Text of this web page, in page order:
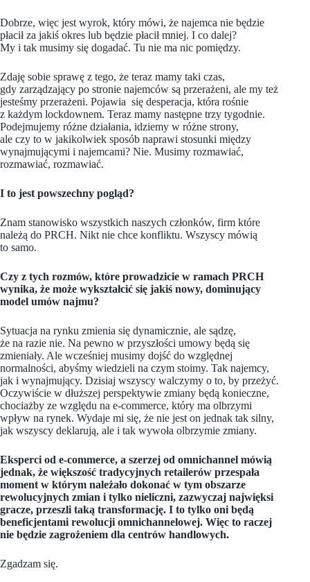
Dobrze, więc jest wyrok, który mówi, że najemca nie będzie
płacił za jakiś okres lub będzie płacił mniej. I co dalej?
My i tak musimy się dogadać. Tu nie ma nic pomiędzy.
Zdaję sobie sprawę z tego, że teraz mamy taki czas,
gdy zarządzający po stronie najemców są przerażeni, ale my też
jesteśmy przerażeni. Pojawia się desperacja, która rośnie
z każdym lockdownem. Teraz mamy następne trzy tygodnie.
Podejmujemy różne działania, idziemy w różne strony,
ale czy to w jakikolwiek sposób naprawi stosunki między
wynajmującymi i najemcami? Nie. Musimy rozmawiać,
rozmawiać, rozmawiać.
I to jest powszechny pogląd?
Znam stanowisko wszystkich naszych członków, firm które
należą do PRCH. Nikt nie chce konfliktu. Wszyscy mówią
to samo.
Czy z tych rozmów, które prowadzicie w ramach PRCH
wynika, że może wykształcić się jakiś nowy, dominujący
model umów najmu?
Sytuacja na rynku zmienia się dynamicznie, ale sądzę,
że na razie nie. Na pewno w przyszłości umowy będą się
zmieniały. Ale wcześniej musimy dojść do względnej
normalności, abyśmy wiedzieli na czym stoimy. Tak najemcy,
jak i wynajmujący. Dzisiaj wszyscy walczymy o to, by przeżyć.
Oczywiście w dłuższej perspektywie zmiany będą konieczne,
chociażby ze względu na e-commerce, który ma olbrzymi
wpływ na rynek. Wydaje mi się, że nie jest on jednak tak silny,
jak wszyscy deklarują, ale i tak wywoła olbrzymie zmiany.
Eksperci od e-commerce, a szerzej od omnichannel mówią
jednak, że większość tradycyjnych retailerów przespała
moment w którym należało dokonać w tym obszarze
rewolucyjnych zmian i tylko nieliczni, zazwyczaj najwięksi
gracze, przeszli taką transformację. I to tylko oni będą
beneficjentami rewolucji omnichannelowej. Więc to raczej
nie będzie zagrożeniem dla centrów handlowych.
Zgadzam się.